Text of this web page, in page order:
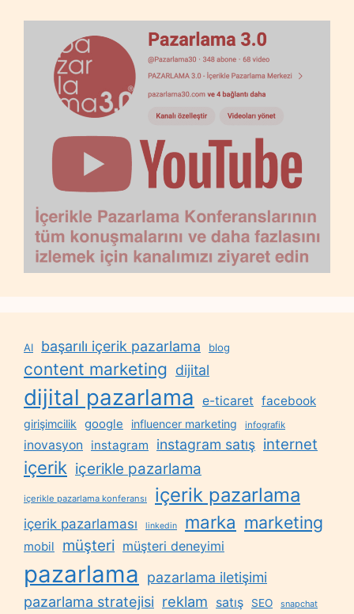
AI başarılı içerik pazarlama blog
content marketing dijital
dijital pazarlama e-ticaret facebook
girişimcilik google influencer marketing infografik
inovasyon instagram instagram satış internet
içerik içerikle pazarlama
içerikle pazarlama konferansı içerik pazarlama
içerik pazarlaması linkedin marka marketing
mobil müşteri müşteri deneyimi
pazarlama
pazarlama iletişimi
pazarlama stratejisi reklam satış SEO snapchat